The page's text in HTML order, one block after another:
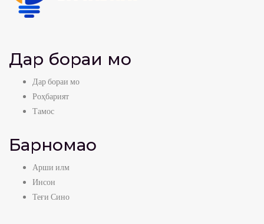
Дар бораи мо
Дар бораи мо
Роҳбарият
Тамос
Барномаҳо
Арши илм
Инсон
Теғи Сино